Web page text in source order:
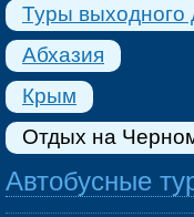
Туры выходного
Абхазия
Крым
Отдых на
Автобусные